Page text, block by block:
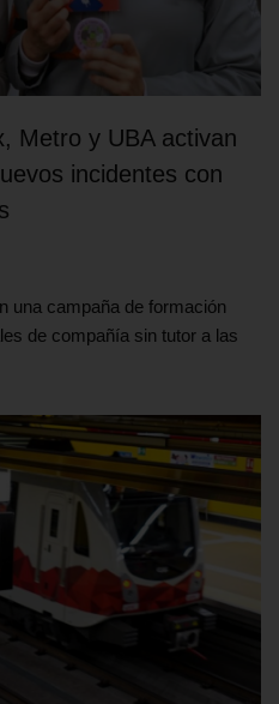
Metro y UBA activan
incidentes con
una campaña de formación
de compañía sin tutor a las